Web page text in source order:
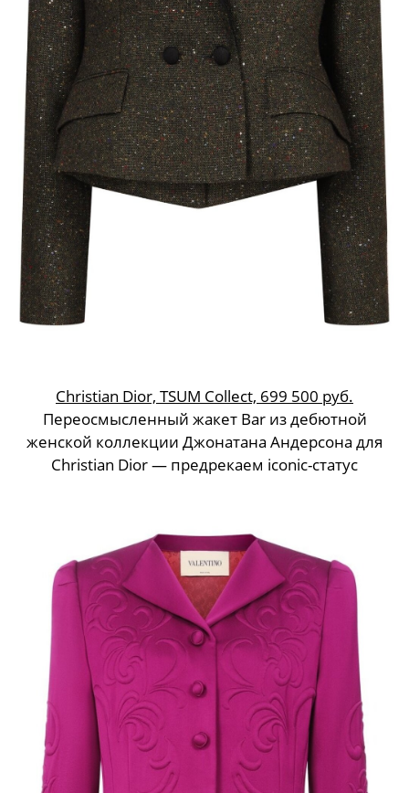
Christian Dior, TSUM Collect, 699 500 руб.
Переосмысленный жакет Bar из дебютной
женской коллекции Джонатана Андерсона для
Christian Dior — предрекаем iconic-статус